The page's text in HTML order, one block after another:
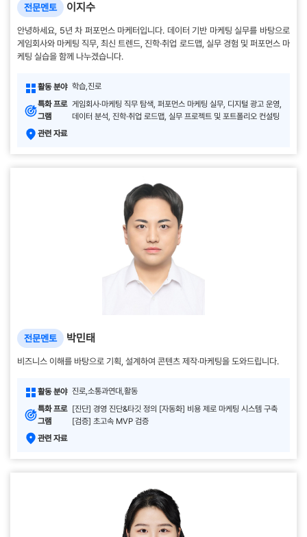
전문멘토 이지수
안녕하세요, 5년 차 퍼포먼스 마케터입니다. 데이터 기반 마케팅 실무를 바탕으로
게임회사와 마케팅 직무, 최신 트렌드, 진학·취업 로드맵, 실무 경험 및 퍼포먼스 마
케팅 실습을 함께 나누겠습니다.
활동 분야 학습,진로
특화 프로
그램
게임회사·마케팅 직무 탐색, 퍼포먼스 마케팅 실무, 디지털 광고 운영,
데이터 분석, 진학·취업 로드맵, 실무 프로젝트 및 포트폴리오 컨설팅
관련 자료
전문멘토 박민태
비즈니스 이해를 바탕으로 기획, 설계하여 콘텐츠 제작·마케팅을 도와드립니다.
활동 분야 진로,소통과연대,활동
특화 프로
그램
[진단] 경영 진단&타깃 정의 [자동화] 비용 제로 마케팅 시스템 구축
[검증] 초고속 MVP 검증
관련 자료